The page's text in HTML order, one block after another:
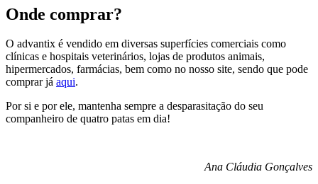
Onde comprar?
O advantix é vendido em diversas superfícies comerciais como
clínicas e hospitais veterinários, lojas de produtos animais,
hipermercados, farmácias, bem como no nosso site, sendo que pode
comprar já aqui.
Por si e por ele, mantenha sempre a desparasitação do seu
companheiro de quatro patas em dia!
Ana Cláudia Gonçalves